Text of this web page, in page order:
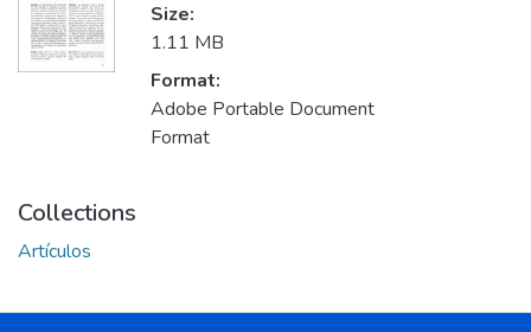
Size:
1.11 MB
Format:
Adobe Portable Document
Format
Collections
Artículos